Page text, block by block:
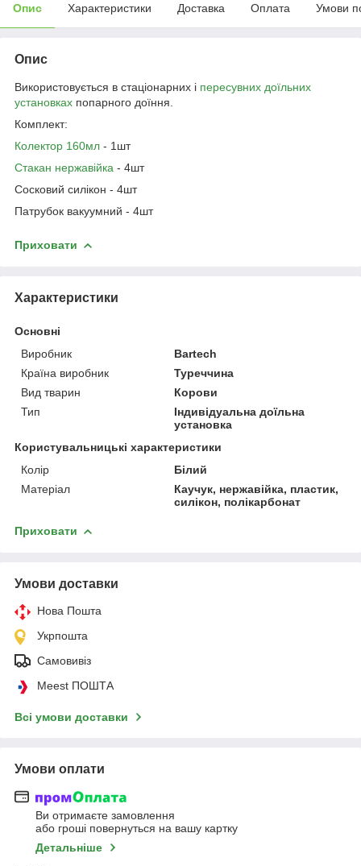
Опис Характеристики Доставка Оплата Умови
Опис
Використовується в стаціонарних і пересувних доїльних
установках попарного доїння.
Комплект:
Колектор 160мл - 1шт
Стакан нержавійка - 4шт
Сосковий силікон - 4шт
Патрубок вакуумний - 4шт
Приховати
Характеристики
Основні
Виробник
Bartech
Країна виробник
Туреччина
Вид тварин
Корови
Тип
Індивідуальна доїльна
установка
Користувальницькі характеристики
Колір
Білий
Матеріал
Каучук, нержавійка, пластик,
силікон, полікарбонат
Приховати
Умови доставки
Нова Пошта
Укрпошта
Самовивіз
Meest ПОШТА
Всі умови доставки
Умови оплати
Ви отримаєте замовлення
або гроші повернуться на вашу картку
Детальніше